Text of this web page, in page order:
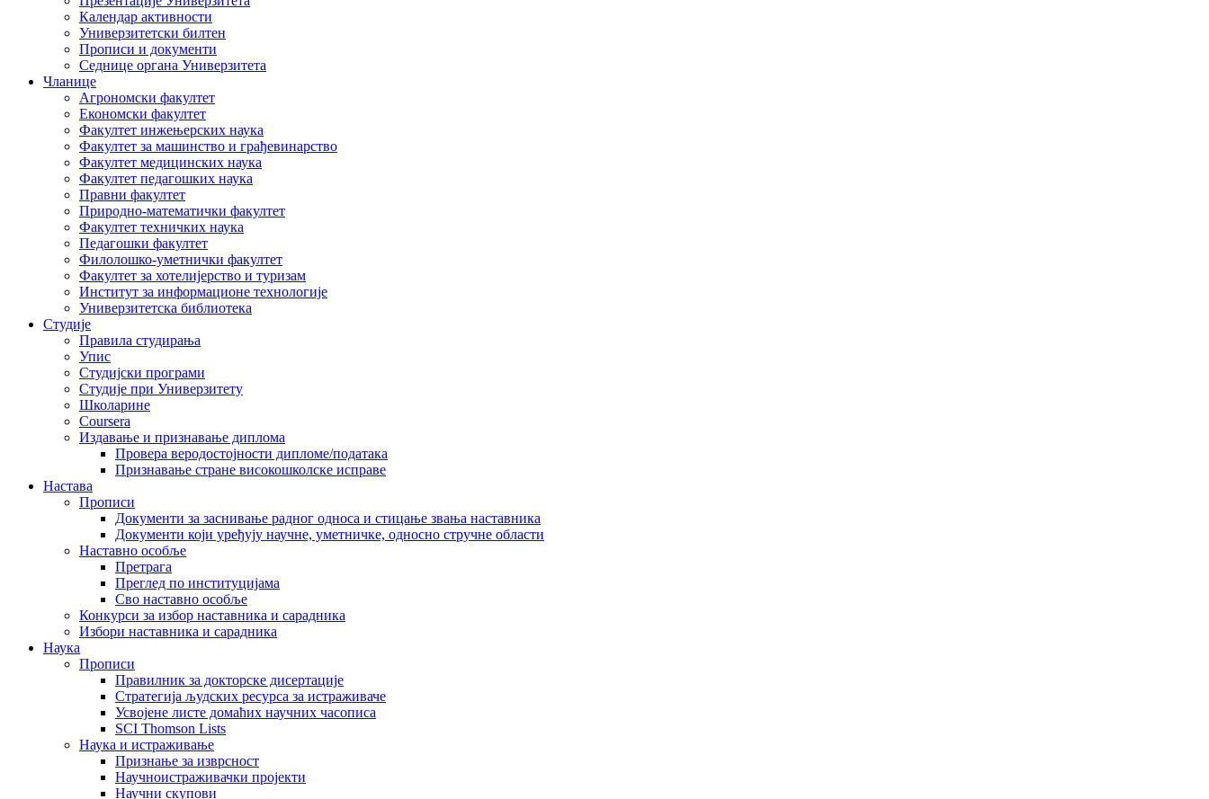
Календар активности
Универзитетски билтен
Прописи и документи
Седнице органа Универзитета
Чланице
Агрономски факултет
Економски факултет
Факултет инжењерских наука
Факултет за машинство и грађевинарство
Факултет медицинских наука
Факултет педагошких наука
Правни факултет
Природно-математички факултет
Факултет техничких наука
Педагошки факултет
Филолошко-уметнички факултет
Факултет за хотелијерство и туризам
Институт за информационе технологије
Универзитетска библиотека
Студије
Правила студирања
Упис
Студијски програми
Студије при Универзитету
Школарине
Coursera
Издавање и признавање диплома
Провера веродостојности дипломе/података
Признавање стране високошколске исправе
Настава
Прописи
Документи за заснивање радног односа и стицање звања наставника
Документи који уређују научне, уметничке, односно стручне области
Наставно особље
Претрага
Преглед по институцијама
Сво наставно особље
Конкурси за избор наставника и сарадника
Избори наставника и сарадника
Наука
Прописи
Правилник за докторске дисертације
Стратегија људских ресурса за истраживаче
Усвојене листе домаћих научних часописа
SCI Thomson Lists
Наука и истраживање
Признање за изврсност
Научноистраживачки пројекти
Научни скупови